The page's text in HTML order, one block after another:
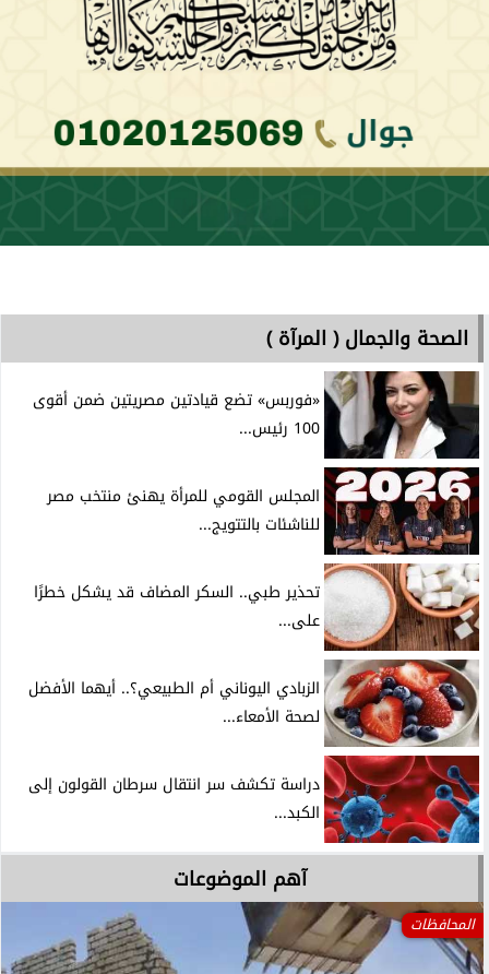
الصحة والجمال ( المرآة )
«فوربس» تضع قيادتين مصريتين ضمن أقوى
100 رئيس...
المجلس القومي للمرأة يهنئ منتخب مصر
للناشئات بالتتويج...
تحذير طبي.. السكر المضاف قد يشكل خطرًا
على...
الزبادي اليوناني أم الطبيعي؟.. أيهما الأفضل
لصحة الأمعاء...
دراسة تكشف سر انتقال سرطان القولون إلى
الكبد...
آهم الموضوعات
المحافظات